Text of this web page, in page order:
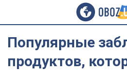
Популярные
продуктов,